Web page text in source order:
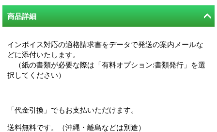
商品詳細
インボイス対応の適格請求書をデータで発送の案内メールな
どに添付いたします。
（紙の書類が必要な際は「有料オプション:書類発行」を選
択してください）
「代金引換」でもお支払いただけます。
送料無料です。（沖縄・離島などは別途）